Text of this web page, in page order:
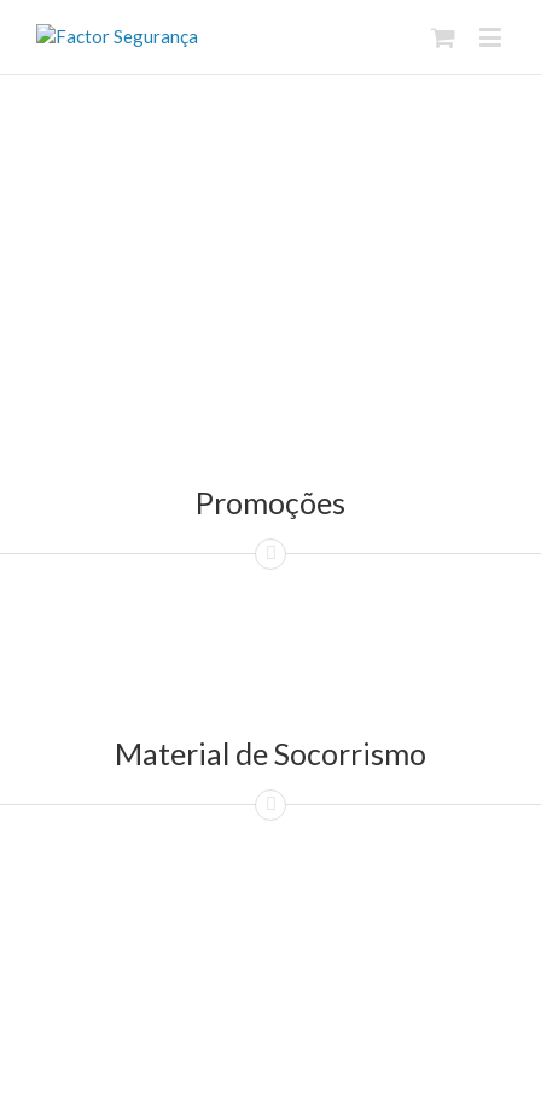
Promoções
Material de Socorrismo